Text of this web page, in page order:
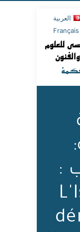
العربية
Français
: